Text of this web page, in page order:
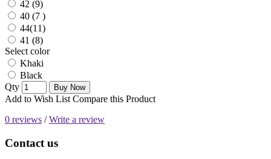
42 (9)
40 (7 )
44(11)
41 (8)
Select color
Khaki
Black
Qty
Buy Now
Add to Wish List Compare this Product
0 reviews /Write a review
Contact us